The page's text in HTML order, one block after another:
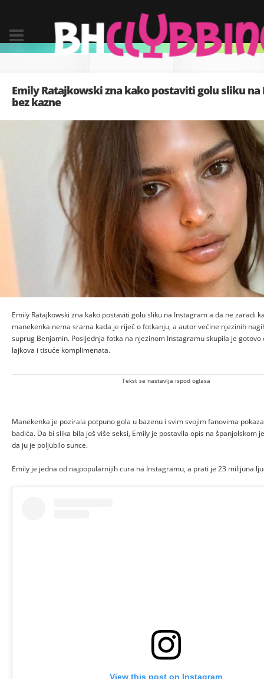
Emily Ratajkowski zna kako postaviti golu sliku na
bez kazne
Emily Ratajkowski zna kako postaviti golu sliku na Instagram a da ne zaradi
manekenka nema srama kada je riječ o fotkanju, a autor većine njezinih
suprug Benjamin. Posljednja fotka na njezinom Instagramu skupila je gotovo
lajkova i tisuće komplimenata.
Tekst se nastavlja ispod oglasa
Manekenka je pozirala potpuno gola u bazenu i svim svojim fanovima
badića. Da bi slika bila još više seksi, Emily je postavila opis na španjolskom
da ju je poljubilo sunce.
Emily je jedna od najpopularnijih cura na Instagramu, a prati je 23 milijuna
View this post on Instagram